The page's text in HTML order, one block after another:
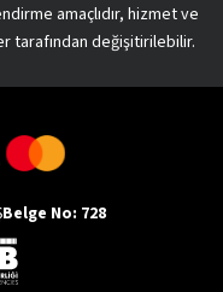
amaçlıdır, hizmet ve
tarafından değişitirilebilir.
Belge No: 728